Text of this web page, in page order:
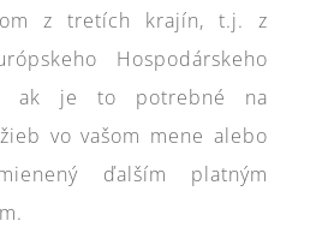
z tretích krajín, t.j. z
Hospodárskeho
ak je to potrebné na
vo vašom mene alebo
ďalším platným